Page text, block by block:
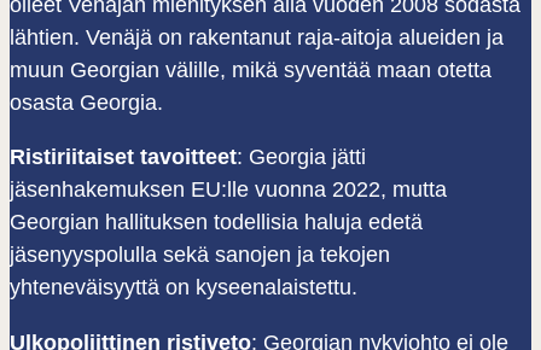
lähtien. Venäjä on rakentanut raja-aitoja alueiden ja
muun Georgian välille, mikä syventää maan otetta
osasta Georgia.
Ristiriitaiset tavoitteet: Georgia jätti
jäsenhakemuksen EU:lle vuonna 2022, mutta
Georgian hallituksen todellisia haluja edetä
jäsenyyspolulla sekä sanojen ja tekojen
yhteneväisyyttä on kyseenalaistettu.
Ulkopoliittinen ristiveto: Georgian nykyjohto ei ole